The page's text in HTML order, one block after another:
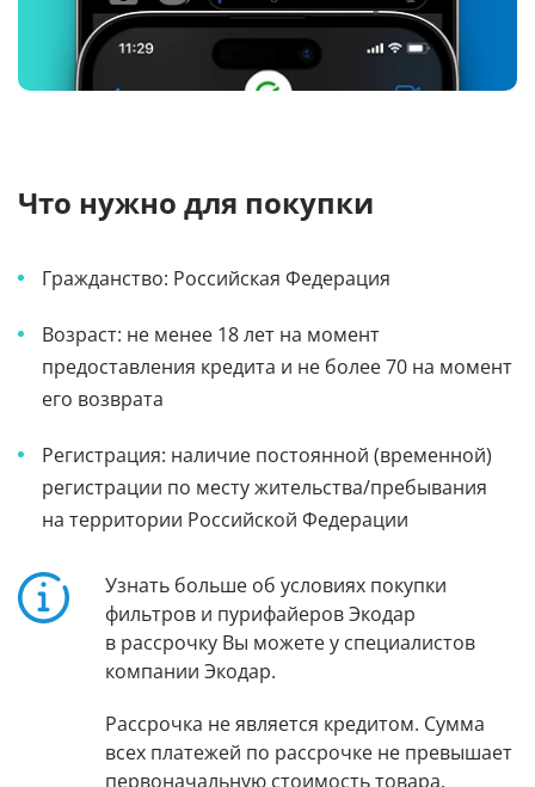
Что нужно для покупки
Гражданство: Российская Федерация
Возраст: не менее 18 лет на момент
предоставления кредита и не более 70 на момент
его возврата
Регистрация: наличие постоянной (временной)
регистрации по месту жительства/пребывания
на территории Российской Федерации
Узнать больше об условиях покупки
фильтров и пурифайеров Экодар
в рассрочку Вы можете у специалистов
компании Экодар.
Рассрочка не является кредитом. Сумма
всех платежей по рассрочке не превышает
первоначальную стоимость товара.